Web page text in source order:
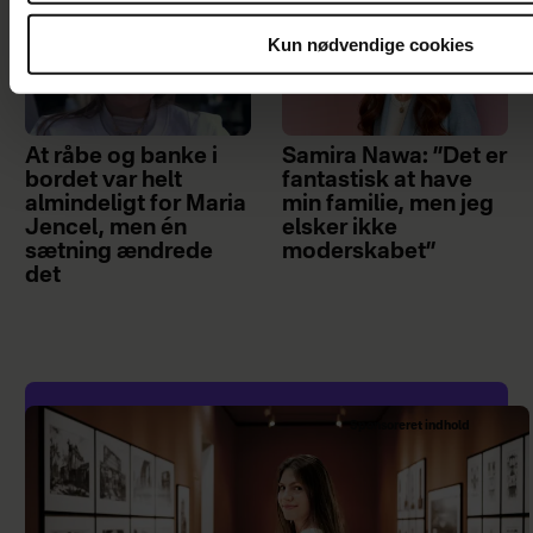
Kun nødvendige cookies
At råbe og banke i
bordet var helt
almindeligt for Maria
Jencel, men én
sætning ændrede
det
Samira Nawa: ”Det er
fantastisk at have
min familie, men jeg
elsker ikke
moderskabet”
Sponsoreret indhold